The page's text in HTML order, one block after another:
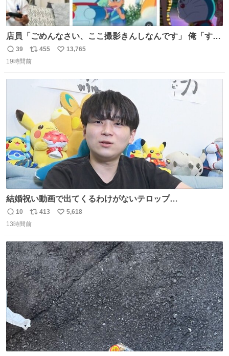
店員「ごめんなさい、ここ撮影きんしなんです」 俺「すみ
ません！すぐ消します」 店員「念のためフォルダから消し
返
信
39
リ
ポ
455
い
13,765
19時間前
結婚祝い動画で出てくるわけがないテロップ
youtu.be/4pJ7U22AYtw
返
信
10
リ
ポ
ト
数
413
い
数
5,618
13時間前